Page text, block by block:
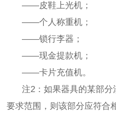
——皮鞋上光机；
——个人称重机；
——锁行李器；
——现金提款机；
——卡片充值机。
注2：如果器具的某部分
要求范围，则该部分应符合